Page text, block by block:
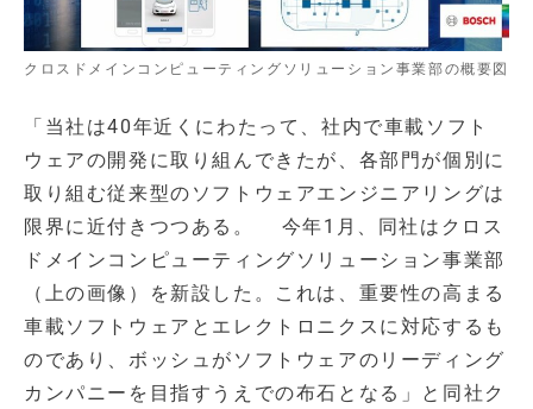
クロスドメインコンピューティングソリューション事業部の概要図
「当社は40年近くにわたって、社内で車載ソフト
ウェアの開発に取り組んできたが、各部門が個別に
取り組む従来型のソフトウェアエンジニアリングは
限界に近付きつつある。 今年1月、同社はクロス
ドメインコンピューティングソリューション事業部
（上の画像）を新設した。これは、重要性の高まる
車載ソフトウェアとエレクトロニクスに対応するも
のであり、ボッシュがソフトウェアのリーディング
カンパニーを目指すうえでの布石となる」と同社ク